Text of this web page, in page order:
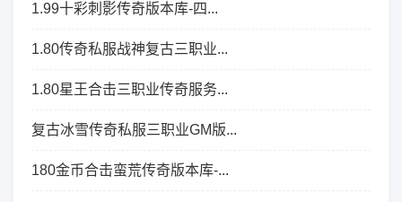
1.99十彩刺影传奇版本库-四...
1.80传奇私服战神复古三职业...
1.80星王合击三职业传奇服务...
复古冰雪传奇私服三职业GM版...
180金币合击蛮荒传奇版本库-...